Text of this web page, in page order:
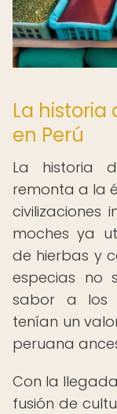
La historia
en Perú
La historia
remonta a la
civilizaciones
moches ya
de hierbas y
especias no
sabor a los
tenían un
peruana
Con la
fusión de